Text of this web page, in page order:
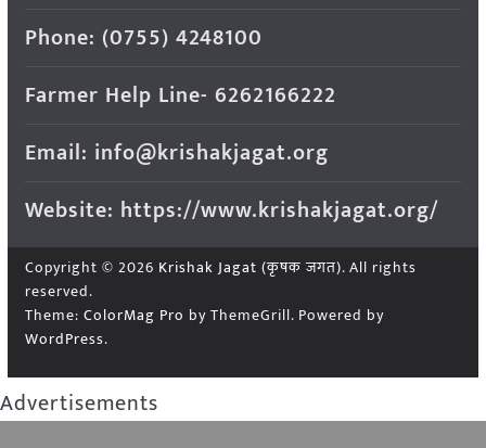
Phone: (0755) 4248100
Farmer Help Line- 6262166222
Email: info@krishakjagat.org
Website: https://www.krishakjagat.org/
Copyright © 2026 Krishak Jagat (कृषक जगत). All rights
reserved.
Theme: ColorMag Pro by ThemeGrill. Powered by
WordPress.
Advertisements